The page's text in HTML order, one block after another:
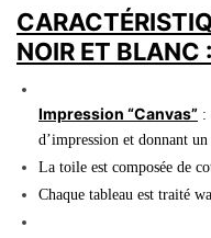
NOIR ET BLANC :
Impression “Canvas” :
d’impression et donnant
La toile est composée de
Chaque tableau est traité